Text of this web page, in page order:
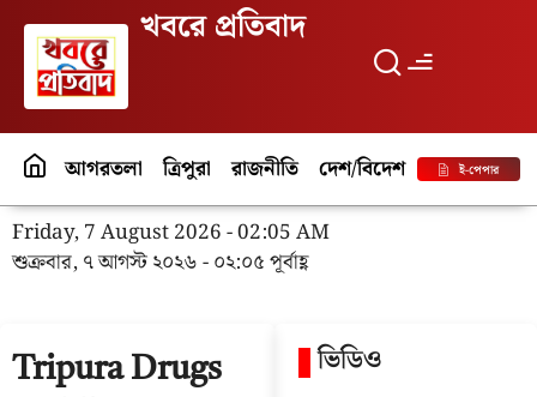
খবরে প্রতিবাদ
আগরতলা ত্রিপুরা রাজনীতি দেশ/বিদেশ পর্যটনই-পেপার
Friday, 7 August 2026 - 02:05 AM
শুক্রবার, ৭ আগস্ট ২০২৬ - ০২:০৫ পূর্বাহ্ণ
Tripura Drugs
ভিডিও